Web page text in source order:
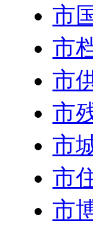
市
市
市
市
市
市
市